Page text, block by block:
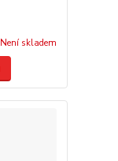
Není skladem